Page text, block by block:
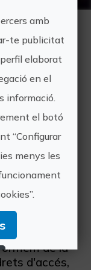
per a
nos nous
podran
titular
pròpies
les seues
de la
d'accés,
amb
te publicitat
elaborat
en el
informació.
el botó
“Configurar
menys les